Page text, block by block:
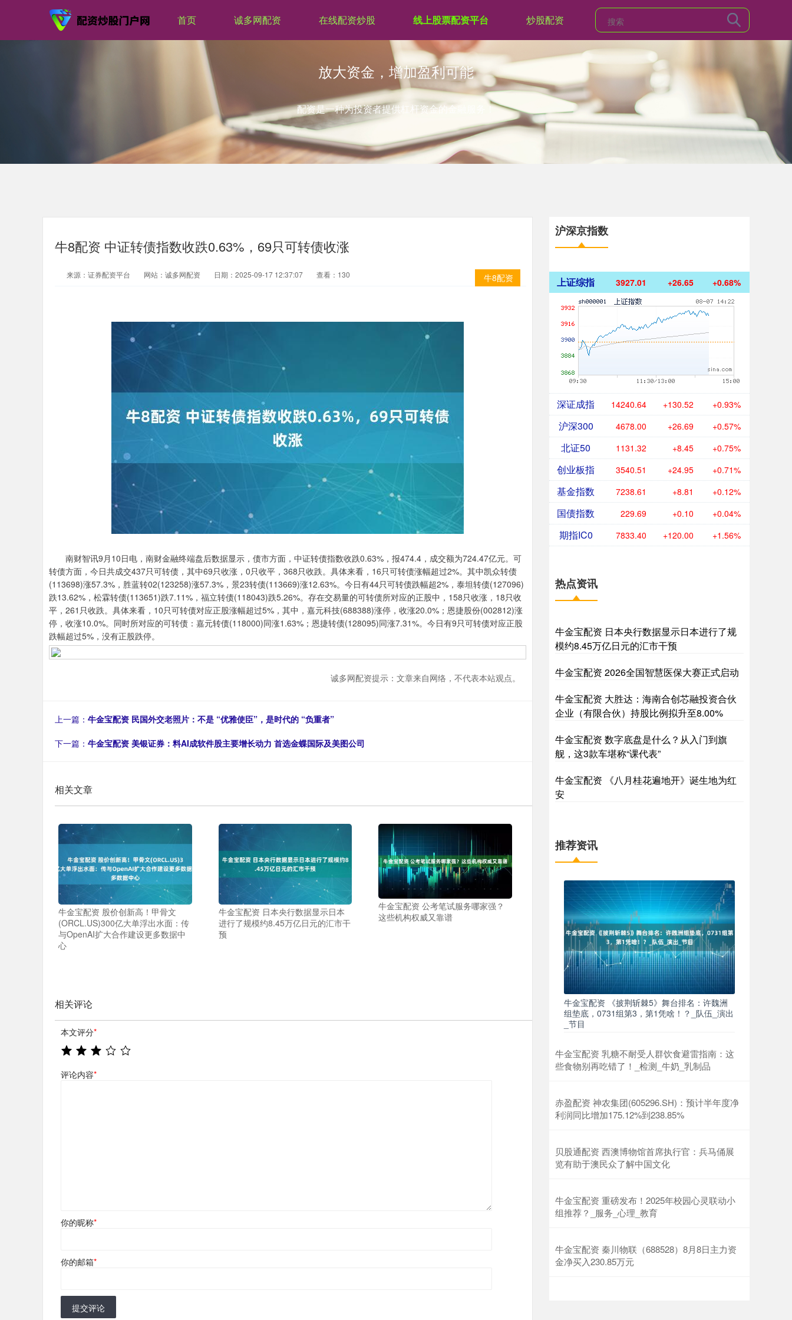
首页 诚多网配资 在线配资炒股 线上股票配资平台 炒股配资
放大资金，增加盈利可能
配资是一种为投资者提供杠杆资金的金融服务！
牛8配资 中证转债指数收跌0.63%，69只可转债收涨
牛8配资
来源：证券配资平台 网站：诚多网配资 日期：2025-09-17 12:37:07 查看：130
南财智讯9月10日电，南财金融终端盘后数据显示，债市方面，中证转债指数收跌0.63%，报474.4，成交额为724.47亿元。可
转债方面，今日共成交437只可转债，其中69只收涨，0只收平，368只收跌。具体来看，16只可转债涨幅超过2%。其中凯众转债
(113698)涨57.3%，胜蓝转02(123258)涨57.3%，景23转债(113669)涨12.63%。今日有44只可转债跌幅超2%，泰坦转债(127096)
跌13.62%，松霖转债(113651)跌7.11%，福立转债(118043)跌5.26%。存在交易量的可转债所对应的正股中，158只收涨，18只收
平，261只收跌。具体来看，10只可转债对应正股涨幅超过5%，其中，嘉元科技(688388)涨停，收涨20.0%；恩捷股份(002812)涨
停，收涨10.0%。同时所对应的可转债：嘉元转债(118000)同涨1.63%；恩捷转债(128095)同涨7.31%。今日有9只可转债对应正股
跌幅超过5%，没有正股跌停。
诚多网配资提示：文章来自网络，不代表本站观点。
上一篇： 牛金宝配资 民国外交老照片：不是 “优雅使臣”，是时代的 “负重者”
下一篇： 牛金宝配资 美银证券：料AI成软件股主要增长动力 首选金蝶国际及美图公司
相关文章
牛金宝配资 股价创新高！甲骨文
(ORCL.US)300亿大单浮出水面：传
与OpenAI扩大合作建设更多数据中
心
牛金宝配资 日本央行数据显示日本
进行了规模约8.45万亿日元的汇市干
预
牛金宝配资 公考笔试服务哪家强？
这些机构权威又靠谱
相关评论
本文评分*
评论内容*
你的昵称*
你的邮箱*
提交评论
沪深京指数
上证综指 3927.01 +26.65 +0.68%
深证成指 14240.64 +130.52 +0.93%
沪深300 4678.00 +26.69 +0.57%
北证50 1131.32 +8.45 +0.75%
创业板指 3540.51 +24.95 +0.71%
基金指数 7238.61 +8.81 +0.12%
国债指数 229.69 +0.10 +0.04%
期指IC0 7833.40 +120.00 +1.56%
热点资讯
牛金宝配资 日本央行数据显示日本进行了规
模约8.45万亿日元的汇市干预
牛金宝配资 2026全国智慧医保大赛正式启动
牛金宝配资 大胜达：海南合创芯融投资合伙
企业（有限合伙）持股比例拟升至8.00%
牛金宝配资 数字底盘是什么？从入门到旗
舰，这3款车堪称“课代表”
牛金宝配资 《八月桂花遍地开》诞生地为红
安
推荐资讯
牛金宝配资 《披荆斩棘5》舞台排名：许魏洲
组垫底，0731组第3，第1凭啥！？_队伍_演出
_节目
牛金宝配资 乳糖不耐受人群饮食避雷指南：这
些食物别再吃错了！_检测_牛奶_乳制品
赤盈配资 神农集团(605296.SH)：预计半年度净
利润同比增加175.12%到238.85%
贝股通配资 西澳博物馆首席执行官：兵马俑展
览有助于澳民众了解中国文化
牛金宝配资 重磅发布！2025年校园心灵联动小
组推荐？_服务_心理_教育
牛金宝配资 秦川物联（688528）8月8日主力资
金净买入230.85万元